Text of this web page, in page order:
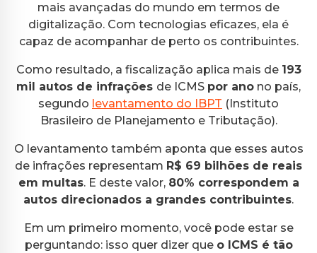
mais avançadas do mundo em termos de
digitalização. Com tecnologias eficazes, ela é
capaz de acompanhar de perto os contribuintes.
Como resultado, a fiscalização aplica mais de 193
mil autos de infrações de ICMS por ano no país,
segundo levantamento do IBPT (Instituto
Brasileiro de Planejamento e Tributação).
O levantamento também aponta que esses autos
de infrações representam R$ 69 bilhões de reais
em multas. E deste valor, 80% correspondem a
autos direcionados a grandes contribuintes.
Em um primeiro momento, você pode estar se
perguntando: isso quer dizer que o ICMS é tão